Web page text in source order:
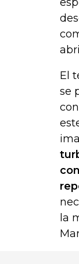
El
se
la